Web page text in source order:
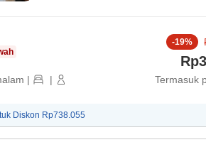
| |
-19%
Termasuk
Diskon Rp738.055